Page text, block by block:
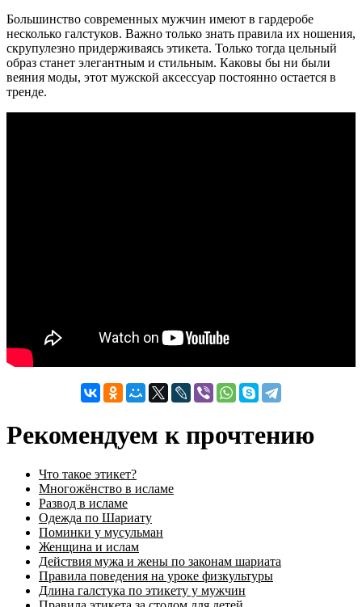
Большинство современных мужчин имеют в гардеробе
несколько галстуков. Важно только знать правила их ношения,
скрупулезно придерживаясь этикета. Только тогда цельный
образ станет элегантным и стильным. Каковы бы ни были
веяния моды, этот мужской аксессуар постоянно остается в
тренде.
Рекомендуем к прочтению
Что такое этикет?
Многожёнство в исламе
Развод в исламе
Одежда по Шариату
Поминки у мусульман
Женщина и ислам
Действия мужа и жены по законам шариата
Правила поведения на уроке физкультуры
Длина галстука по этикету у мужчин